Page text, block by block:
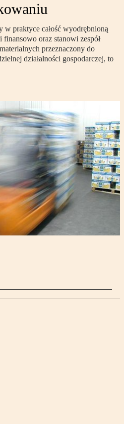
w praktyce całość wyodrębnioną
oraz stanowi zespół
przeznaczony do
działalności gospodarczej, to